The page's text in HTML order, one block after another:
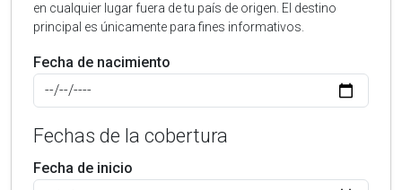
en cualquier lugar fuera de tu país de origen. El destino
principal es únicamente para fines informativos.
Fecha de nacimiento
Fechas de la cobertura
Fecha de inicio